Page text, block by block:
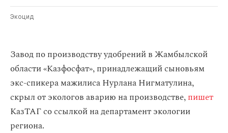
Экоцид
Завод по производству удобрений в Жамбылской
области «Казфосфат», принадлежащий сыновьям
экс-спикера мажилиса Нурлана Нигматулина,
скрыл от экологов аварию на производстве,пишет
КазТАГ со ссылкой на департамент экологии
региона.